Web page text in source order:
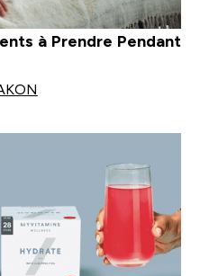
à Prendre Pendant